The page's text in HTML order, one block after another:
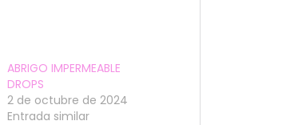
ABRIGO IMPERMEABLE
DROPS
2 de octubre de 2024
Entrada similar